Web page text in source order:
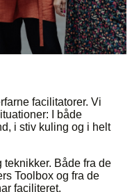
facilitatorer. Vi
I både
i stiv kuling og i helt
Både fra de
Toolbox og fra de
faciliteret.